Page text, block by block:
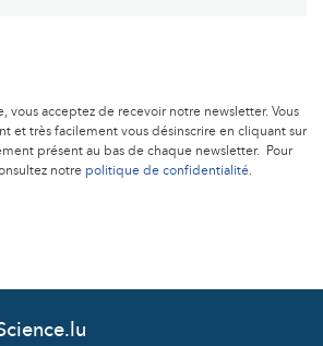
vous acceptez de recevoir notre newsletter. Vous
et très facilement vous désinscrire en cliquant sur
présent au bas de chaque newsletter. Pour
notre politique de confidentialité.